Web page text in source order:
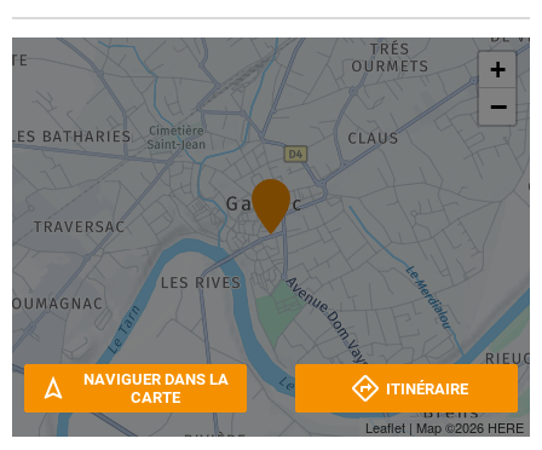
+
−
Leaflet | Map ©2026 HERE
NAVIGUER DANS LA
CARTE
ITINÉRAIRE